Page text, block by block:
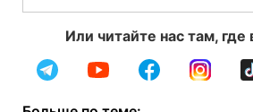
Или читайте нас там, где